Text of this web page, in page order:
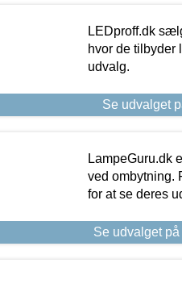
LEDproff.dk
hvor de tilbyder
udvalg.
Se udvalget
LampeGuru.dk
ved ombytning.
for at se deres
Se udvalget